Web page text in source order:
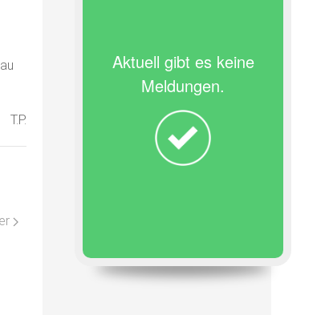
T.P.
Beitrag: Jugendfeuerwehr Oelsa wandert mit der
Aktuell gibt es keine
Meldungen.